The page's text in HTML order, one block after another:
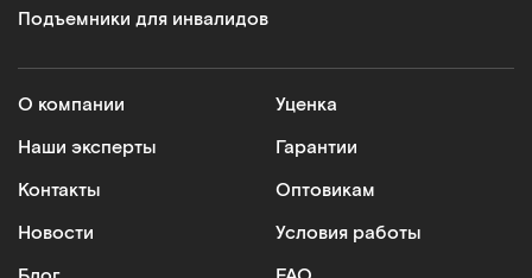
Подъемники для инвалидов
О компании
Наши эксперты
Контакты
Новости
Уценка
Гарантии
Оптовикам
Условия работы